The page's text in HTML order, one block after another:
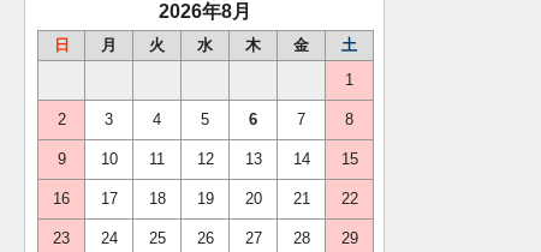
2026年8月
日 月 火 水 木 金
土
1
2 3 4 5 6 7 8
9 10 11 12 13 14 15
16 17 18 19 20 21 22
23 24 25 26 27 28 29